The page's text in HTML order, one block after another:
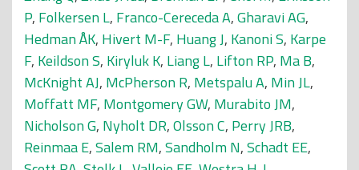
P, Folkersen L, Franco-Cereceda A,Gharavi AG,
Hedman ÅK, Hivert M-F, Huang J, Kanoni S, Karpe
F, Keildson S, Kiryluk K, Liang L, Lifton RP, Ma B,
McKnight AJ, McPherson R, Metspalu A, Min JL,
Moffatt MF, Montgomery GW, Murabito JM,
Nicholson G, Nyholt DR,Olsson C, Perry JRB,
Reinmaa E,Salem RM,Sandholm N,Schadt EE,